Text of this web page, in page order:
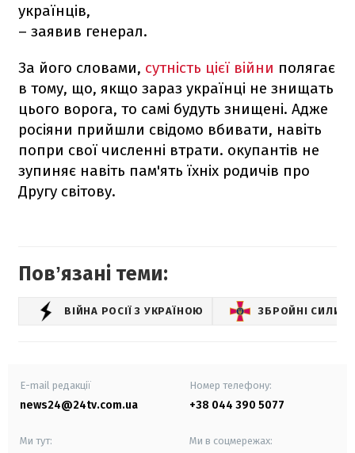
українців,
– заявив генерал.
За його словами, сутність цієї війни полягає
в тому, що, якщо зараз українці не знищать
цього ворога, то самі будуть знищені. Адже
росіяни прийшли свідомо вбивати, навіть
попри свої численні втрати. окупантів не
зупиняє навіть пам'ять їхніх родичів про
Другу світову.
Повʼязані теми:
ВІЙНА РОСІЇ З УКРАЇНОЮ ЗБРОЙНІ СИЛИ
E-mail редакції
news24@24tv.com.ua
Номер телефону:
+38 044 390 5077
Ми тут: Ми в соцмережах: